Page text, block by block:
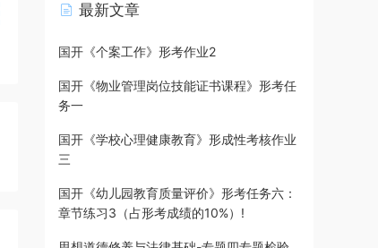
最新文章
国开《个案工作》形考作业2
国开《物业管理岗位技能证书课程》形考任
务一
国开《学校心理健康教育》形成性考核作业
三
国开《幼儿园教育质量评价》形考任务六：
章节练习3（占形考成绩的10%）!